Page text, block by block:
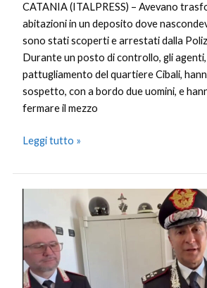
CATANIA (ITALPRESS) – Avevano
abitazioni in un deposito dove
sono stati scoperti e arrestati dalla
Durante un posto di controllo, gli
pattugliamento del quartiere Cibali,
sospetto, con a bordo due uomini, e
fermare il mezzo
Leggi tutto »
Luongo
a
Pantelleria
“L’Arma